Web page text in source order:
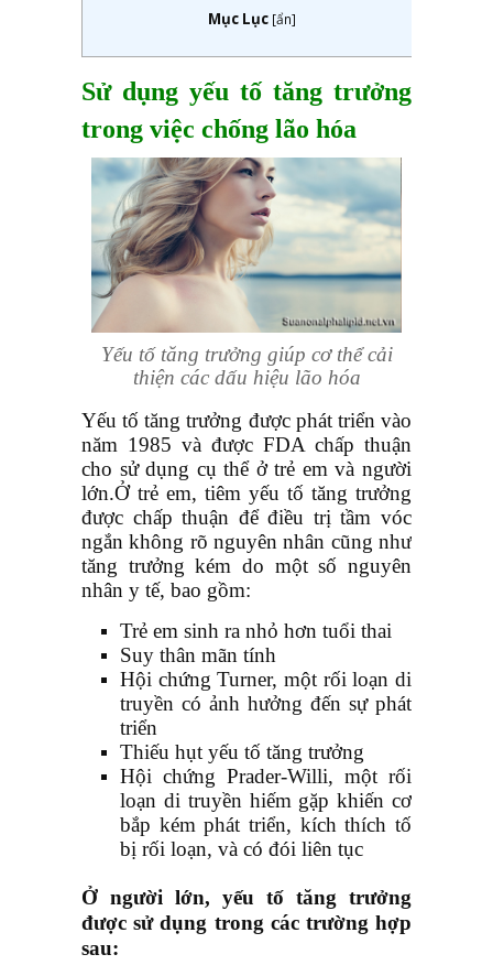
Mục Lục [ẩn]
Sử dụng yếu tố tăng trưởng
trong việc chống lão hóa
Yếu tố tăng trưởng giúp cơ thể cải
thiện các dấu hiệu lão hóa
Yếu tố tăng trưởng được phát triển vào
năm 1985 và được FDA chấp thuận
cho sử dụng cụ thể ở trẻ em và người
lớn.Ở trẻ em, tiêm yếu tố tăng trưởng
được chấp thuận để điều trị tầm vóc
ngắn không rõ nguyên nhân cũng như
tăng trưởng kém do một số nguyên
nhân y tế, bao gồm:
Trẻ em sinh ra nhỏ hơn tuổi thai
Suy thân mãn tính
Hội chứng Turner, một rối loạn di
truyền có ảnh hưởng đến sự phát
triển
Thiếu hụt yếu tố tăng trưởng
Hội chứng Prader-Willi, một rối
loạn di truyền hiếm gặp khiến cơ
bắp kém phát triển, kích thích tố
bị rối loạn, và có đói liên tục
Ở người lớn, yếu tố tăng trưởng
được sử dụng trong các trường hợp
sau: